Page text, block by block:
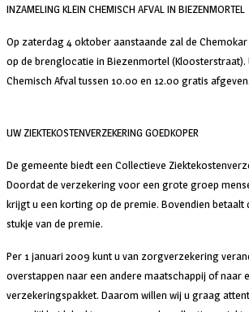
INZAMELING KLEIN CHEMISCH AFVAL IN BIEZENMORTEL
Op zaterdag 4 oktober aanstaande zal de
op de brenglocatie in Biezenmortel (Kloosterstraat).
Chemisch Afval tussen 10.00 en 12.00 gratis afgeven.
UW ZIEKTEKOSTENVERZEKERING GOEDKOPER
De gemeente biedt een Collectieve
Doordat de verzekering voor een grote groep
krijgt u een korting op de premie. Bovendien betaalt
stukje van de premie.
Per 1 januari 2009 kunt u van zorgverzekering
overstappen naar een andere maatschappij of naar
verzekeringspakket. Daarom willen wij u graag